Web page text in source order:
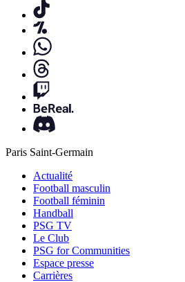
Paris Saint-Germain
Actualité
Football masculin
Football féminin
Handball
PSG TV
Le Club
PSG for Communities
Espace presse
Carrières